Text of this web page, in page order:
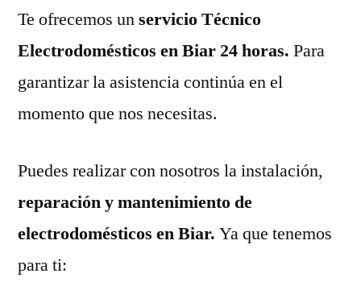
Te ofrecemos unservicio Técnico
Electrodomésticos en Biar 24 horas. Para
garantizar la asistencia continúa en el
momento que nos necesitas.
Puedes realizar con nosotros la instalación,
reparación y mantenimiento de
electrodomésticos en Biar. Ya que tenemos
para ti: